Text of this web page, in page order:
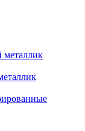
металлик